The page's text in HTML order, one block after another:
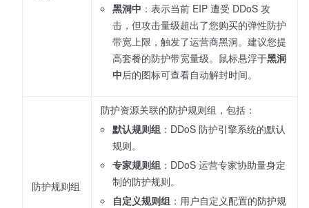
黑洞中 ：表示当前 EIP 遭受 DDoS 攻
击，但攻击量级超出了您购买的弹性防护
带宽上限，触发了运营商黑洞。建议您提
高套餐的防护带宽量级。鼠标悬浮于黑洞
中后的图标可查看自动解封时间。
防护规则组
防护资源关联的防护规则组，包括：
默认规则组 ：DDoS 防护引擎系统的默认
规则。
专家规则组 ：DDoS 运营专家协助量身定
制的防护规则。
自定义规则组 ：用户自定义配置的防护规